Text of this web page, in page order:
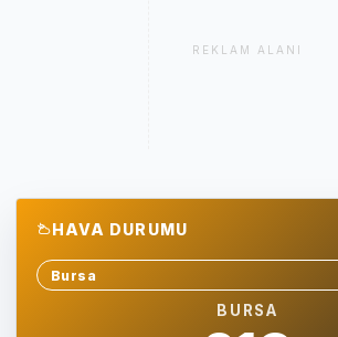
REKLAM ALANI
HAVA DURUMU
Sehir sec
BURSA